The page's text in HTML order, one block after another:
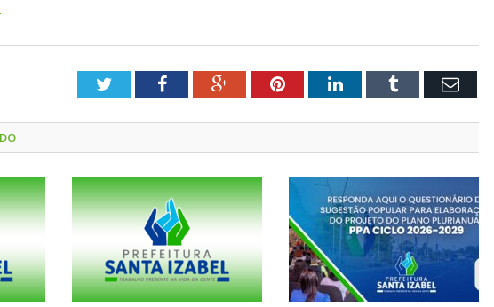
TwitterFacebookGoogle+PinterestLinkedInTumblr Email